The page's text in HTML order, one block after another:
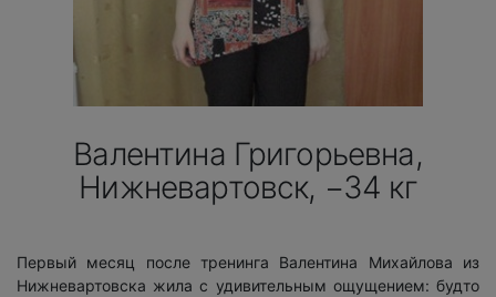
Валентина Григорьевна,
Нижневартовск, −34 кг
Первый месяц после тренинга Валентина Михайлова из
Нижневартовска жила с удивительным ощущением: будто